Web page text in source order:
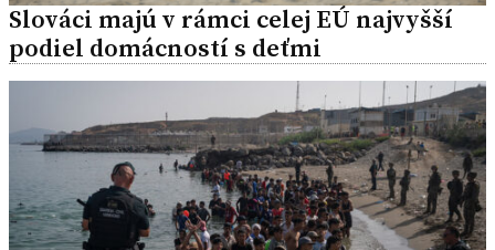
Slováci majú v rámci celej EÚ najvyšší
podiel domácností s deťmi